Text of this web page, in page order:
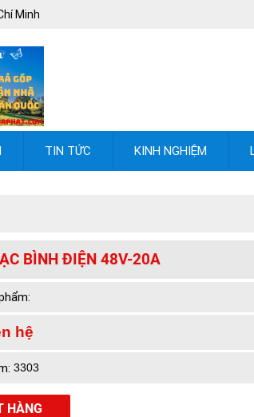
Minh
TIN TỨC KINH NGHIỆM
BÌNH ĐIỆN 48V-20A
hệ
3303
HÀNG